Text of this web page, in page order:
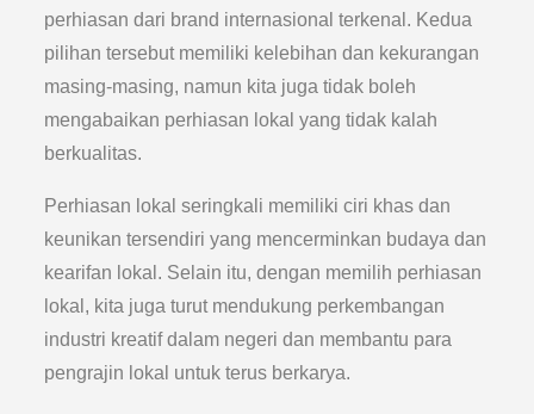
perhiasan dari brand internasional terkenal. Kedua
pilihan tersebut memiliki kelebihan dan kekurangan
masing-masing, namun kita juga tidak boleh
mengabaikan perhiasan lokal yang tidak kalah
berkualitas.
Perhiasan lokal seringkali memiliki ciri khas dan
keunikan tersendiri yang mencerminkan budaya dan
kearifan lokal. Selain itu, dengan memilih perhiasan
lokal, kita juga turut mendukung perkembangan
industri kreatif dalam negeri dan membantu para
pengrajin lokal untuk terus berkarya.